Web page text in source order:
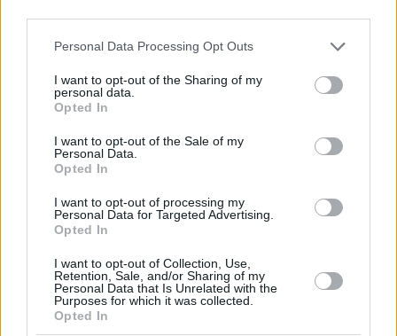
Please note that this website/app uses one or more Google
not limited to your visit or usage behaviour. You may click to
grant or deny consent to Google and its third-party tags to
use your data for below specified purposes in below Google
consent section.
Personal Data Processing Opt Outs
I want to opt-out of the Sharing of my
personal data.
Opted In
I want to opt-out of the Sale of my
Personal Data.
Opted In
I want to opt-out of processing my
Personal Data for Targeted Advertising.
Opted In
I want to opt-out of Collection, Use,
Retention, Sale, and/or Sharing of my
Personal Data that Is Unrelated with the
Purposes for which it was collected.
Opted In
προβλήματα όρασης σκότωνε και βίαζε γυναίκες,
η αστυνομία τον είχε συλλάβει και τον άφησε
07.08.2026, 22:54